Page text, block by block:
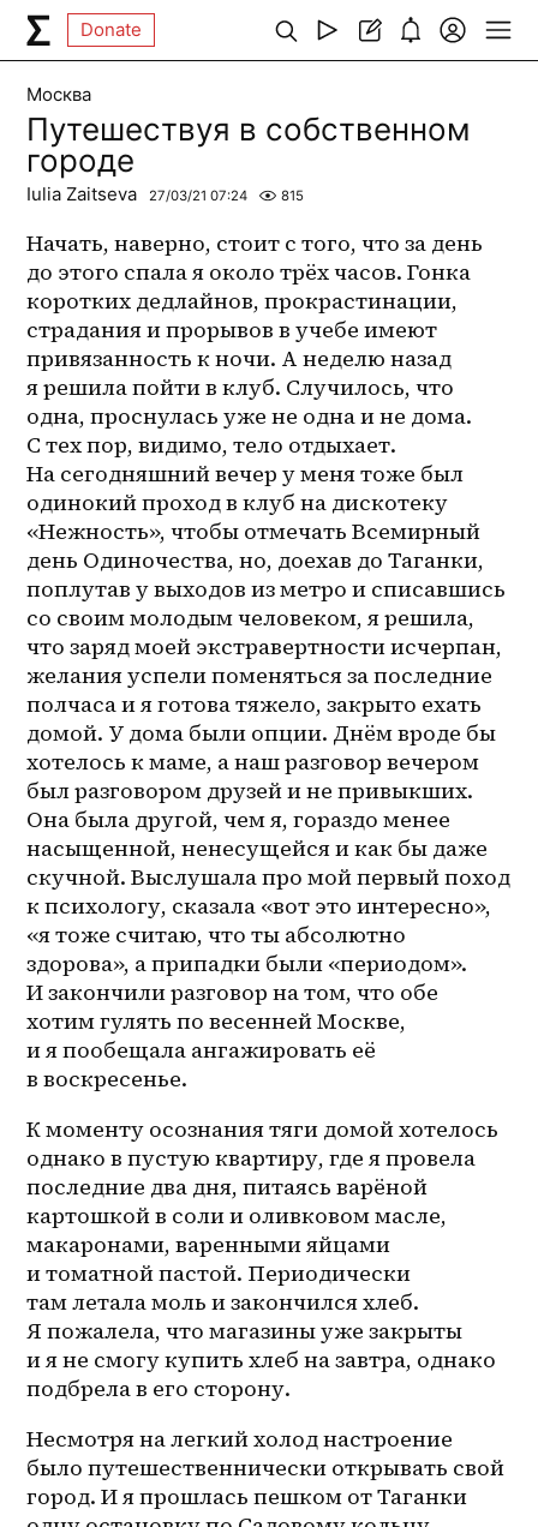
Donate
Москва
Путешествуя в собственном
городе
Iulia Zaitseva 27/03/21 07:24 815
Начать, наверно, стоит с того, что за день
до этого спала я около трёх часов. Гонка
коротких дедлайнов, прокрастинации,
страдания и прорывов в учебе имеют
привязанность к ночи. А неделю назад
я решила пойти в клуб. Случилось, что
одна, проснулась уже не одна и не дома.
С тех пор, видимо, тело отдыхает.
На сегодняшний вечер у меня тоже был
одинокий проход в клуб на дискотеку
«Нежность», чтобы отмечать Всемирный
день Одиночества, но, доехав до Таганки,
поплутав у выходов из метро и списавшись
со своим молодым человеком, я решила,
что заряд моей экстравертности исчерпан,
желания успели поменяться за последние
полчаса и я готова тяжело, закрыто ехать
домой. У дома были опции. Днём вроде бы
хотелось к маме, а наш разговор вечером
был разговором друзей и не привыкших.
Она была другой, чем я, гораздо менее
насыщенной, ненесущейся и как бы даже
скучной. Выслушала про мой первый поход
к психологу, сказала «вот это интересно»,
«я тоже считаю, что ты абсолютно
здорова», а припадки были «периодом».
И закончили разговор на том, что обе
хотим гулять по весенней Москве,
и я пообещала ангажировать её
в воскресенье.
К моменту осознания тяги домой хотелось
однако в пустую квартиру, где я провела
последние два дня, питаясь варёной
картошкой в соли и оливковом масле,
макаронами, варенными яйцами
и томатной пастой. Периодически
там летала моль и закончился хлеб.
Я пожалела, что магазины уже закрыты
и я не смогу купить хлеб на завтра, однако
подбрела в его сторону.
Несмотря на легкий холод настроение
было путешественнически открывать свой
город. И я прошлась пешком от Таганки